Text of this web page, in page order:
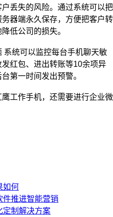
丢失的风险。通过系统可以把
器端永久保存，方便把客户转
低公司的损失。
统可以监控每台手机聊天敏
红包、进出转账等10余项异
第一时间发出预警。
工作手机，还需要进行企业微
如何
件推进智能营销
定制解决方案